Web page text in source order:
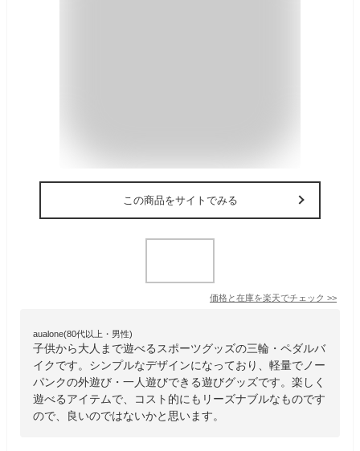
この商品をサイトでみる
価格と在庫を楽天でチェック >>
aualone(80代以上・男性)
子供から大人まで遊べるスポーツグッズの三輪・ペダルバ
イクです。シンプルなデザインになっており、軽量でノー
パンクの外遊び・一人遊びできる遊びグッズです。楽しく
遊べるアイテムで、コスト的にもリーズナブルなものです
ので、良いのではないかと思います。